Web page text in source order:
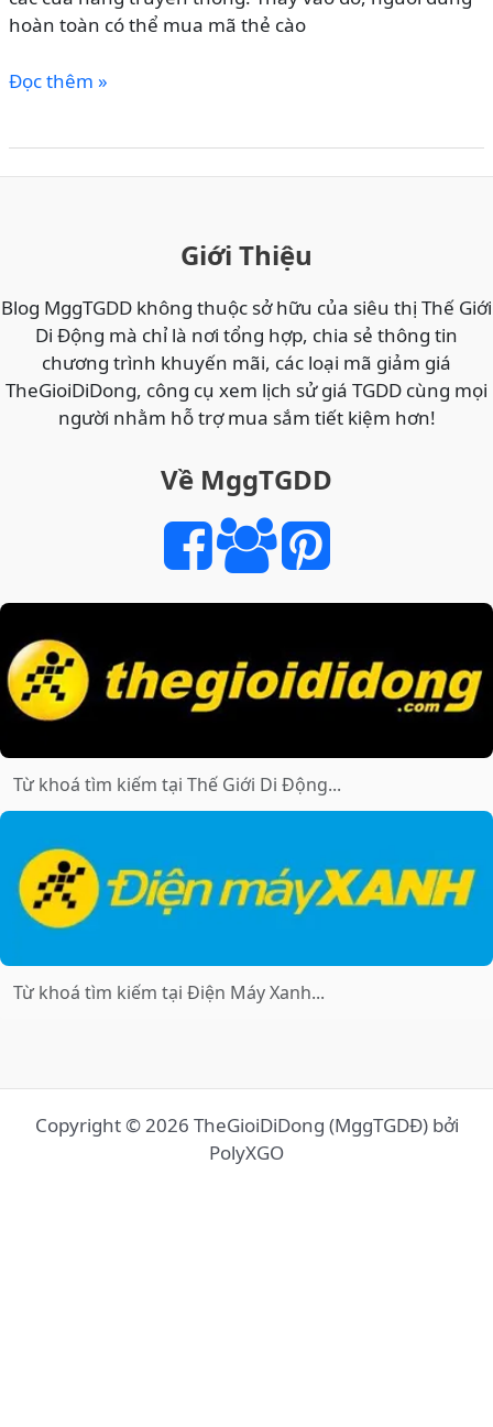
hoàn toàn có thể mua mã thẻ cào
CÁCH
GIÁ
NHẤT
VIETTEL,
MOBI,
Đọc thêm »
Giới Thiệu
Blog MggTGDD không thuộc sở hữu của siêu thị Thế Giới
Di Động mà chỉ là nơi tổng hợp, chia sẻ thông tin
chương trình khuyến mãi, các loại mã giảm giá
TheGioiDiDong, công cụ xem lịch sử giá TGDD cùng mọi
người nhằm hỗ trợ mua sắm tiết kiệm hơn!
Về MggTGDD
Copyright © 2026 TheGioiDiDong (MggTGDĐ) bởi
PolyXGO